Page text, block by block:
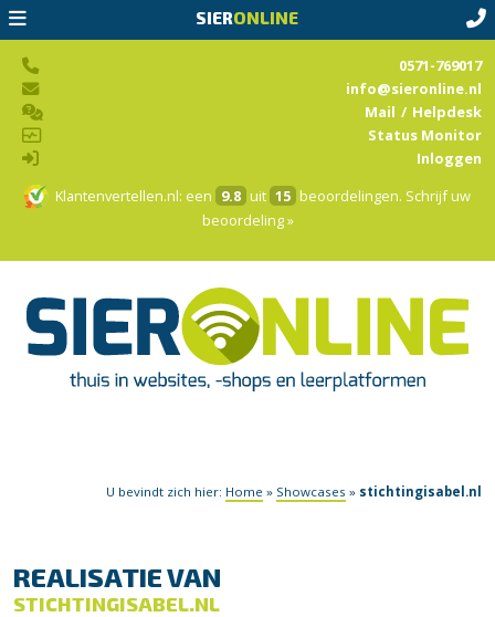
SIERONLINE
Klantenvertellen.nl: een 9.8 uit 15 beoordelingen. Schrijf uw
beoordeling »
0571-769017
info@sieronline.nl
Mail / Helpdesk
Status Monitor
Inloggen
U bevindt zich hier: Home » Showcases » stichtingisabel.nl
REALISATIE VAN
STICHTINGISABEL.NL